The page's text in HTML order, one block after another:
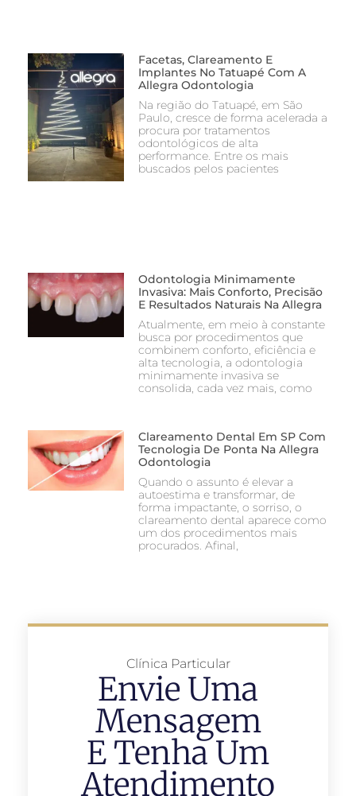
Facetas, Clareamento E
Implantes No Tatuapé Com A
Allegra Odontologia
Na região do Tatuapé, em São
Paulo, cresce de forma acelerada a
procura por tratamentos
odontológicos de alta
performance. Entre os mais
buscados pelos pacientes
Odontologia Minimamente
Invasiva: Mais Conforto, Precisão
E Resultados Naturais Na Allegra
Atualmente, em meio à constante
busca por procedimentos que
combinem conforto, eficiência e
alta tecnologia, a odontologia
minimamente invasiva se
consolida, cada vez mais, como
Clareamento Dental Em SP Com
Tecnologia De Ponta Na Allegra
Odontologia
Quando o assunto é elevar a
autoestima e transformar, de
forma impactante, o sorriso, o
clareamento dental aparece como
um dos procedimentos mais
procurados. Afinal,
Envie Uma
Mensagem
E Tenha Um
Atendimento
Clínica Particular